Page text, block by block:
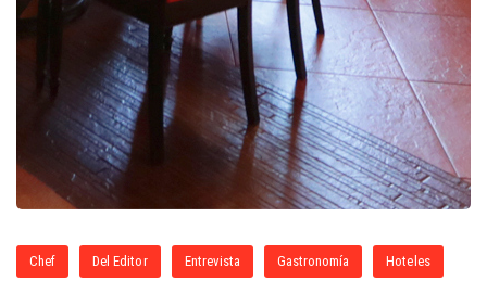
Chef Del Editor Entrevista Gastronomía Hoteles